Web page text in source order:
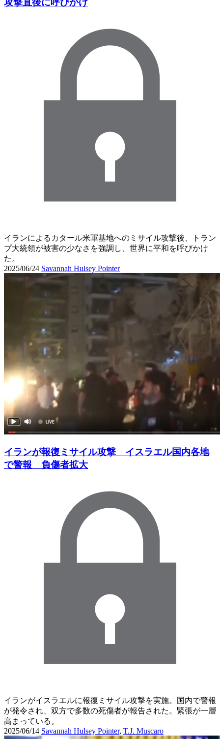
攻撃直後に呼びかけ
イランによるカタール米軍基地へのミサイル攻撃後、トラン
プ大統領が被害の少なさを強調し、世界に平和を呼びかけ
た。
2025/06/24 Savannah Hulsey Pointer
イランが報復ミサイル攻撃 イスラエル国内各地
で警報 負傷者拡大
イランがイスラエルに報復ミサイル攻撃を実施。国内で警報
が発令され、双方で多数の死傷者が報告された。緊張が一層
高まっている。
2025/06/14 Savannah Hulsey Pointer, T.J. Muscaro